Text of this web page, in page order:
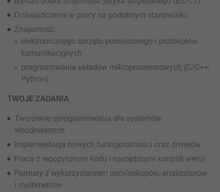
Doświadczenie w pracy na podobnym stanowisku
Znajomość:
elektronicznego sprzętu pomiarowego i protokołów
komunikacyjnych
programowania układów mikroprocesorowych (C/C++,
Python)
TWOJE ZADANIA
Tworzenie oprogramowania dla systemów
wbudowanych
Implementacja nowych funkcjonalności oraz driverów
Praca z repozytorium kodu i narzędziami kontroli wersji
Pomiary z wykorzystaniem oscyloskopów, analizatorów
i multimetrów